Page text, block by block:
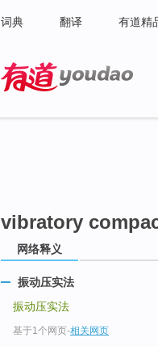
词典 翻译 有道精
vibratory
网络释义
振动压实法
振动压实法
基于1个网页-相关网页